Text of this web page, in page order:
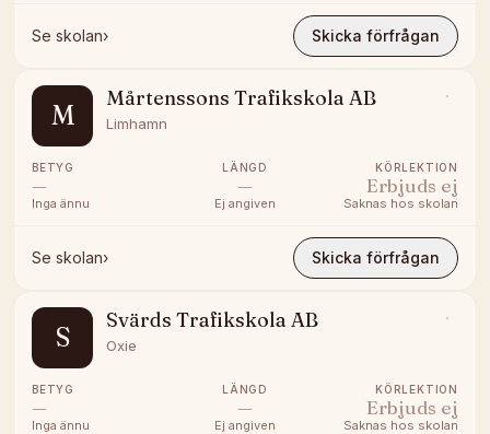
Se skolan› Skicka förfrågan
M
Mårtenssons Trafikskola AB
Limhamn
BETYG
—
Inga ännu
LÄNGD
—
Ej angiven
KÖRLEKTION
Erbjuds ej
Saknas hos skolan
Se skolan› Skicka förfrågan
S
Svärds Trafikskola AB
Oxie
BETYG
—
Inga ännu
LÄNGD
—
Ej angiven
KÖRLEKTION
Erbjuds ej
Saknas hos skolan